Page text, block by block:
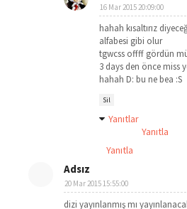
16 Mar 2015 20:09:00
hahah kısaltırız
alfabesi gibi olur
tgwcss offff gördün
3 days den önce miss
hahah D: bu ne bea :S
Sil
Yanıtlar
Yanıtla
Yanıtla
Adsız
20 Mar 2015 15:55:00
dizi yayınlanmış mı